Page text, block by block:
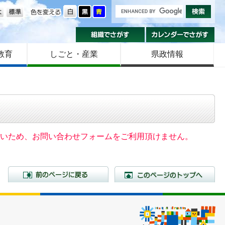
色を変える
大きさ
組織でさがす
育 しごと・産業 県政情報
ため、お問い合わせフォームをご利用頂けません。
前のページに戻る